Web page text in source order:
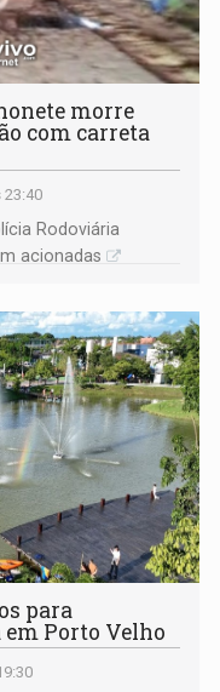
morre
com carreta
23:40
Rodoviária
acionadas
para
Porto Velho